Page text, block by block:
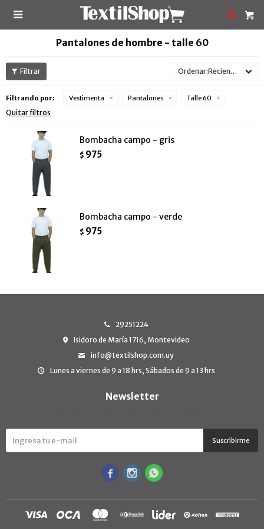

Pantalones de hombre - talle 60
Recientes
Filtrando por: Vestimenta Pantalones Talle 60
Quitar filtros
Bombacha campo - gris
$ 975
Bombacha campo - verde
$ 975
29251224
Isidoro de María 1716, Montevideo
info@textilshop.com.uy
Lunes a viernes de 9 a 18 hrs, Sábados de 9 a 13 hrs
Newsletter
Suscribirme
  